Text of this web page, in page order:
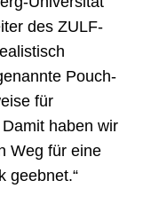
des ZULF-
Pouch-
für
haben wir
Weg für eine
geebnet.“